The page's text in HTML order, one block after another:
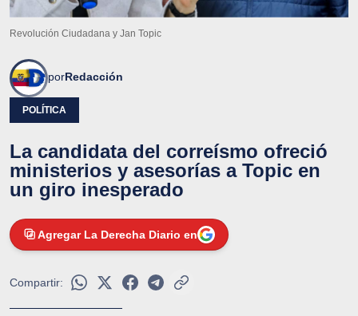
Revolución Ciudadana y Jan Topic
porRedacción
POLÍTICA
La candidata del correísmo ofreció
ministerios y asesorías a Topic en
un giro inesperado
Agregar La Derecha Diario en
Compartir: